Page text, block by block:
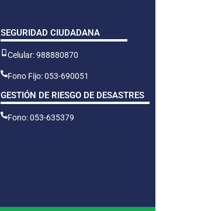
SEGURIDAD CIUDADANA
Celular: 988880870
Fono Fijo: 053-690051
GESTIÓN DE RIESGO DE DESASTRES
Fono: 053-635379